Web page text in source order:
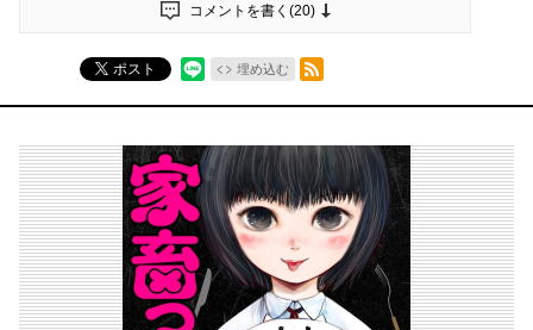
コメントを書く(20)
ポスト 埋め込む
RSSフィード